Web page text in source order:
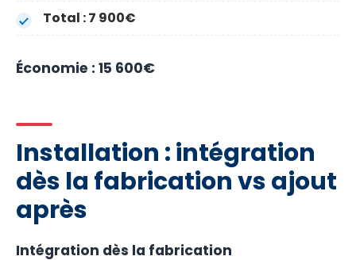
Total : 7 900€
Économie : 15 600€
Installation : intégration
dès la fabrication vs ajout
après
Intégration dès la fabrication